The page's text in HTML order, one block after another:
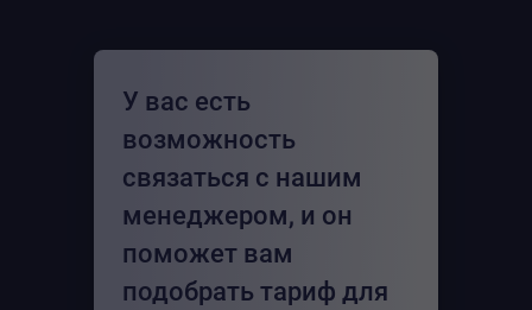
У вас есть
возможность
связаться с нашим
менеджером, и он
поможет вам
подобрать тариф для